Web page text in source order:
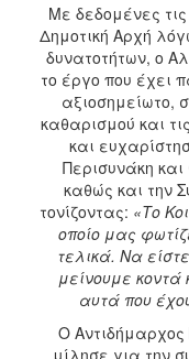
Με δεδομένες
Δημοτική Αρχή
δυνατοτήτων, ο
το έργο που έχει
αξιοσημείωτο,
καθαρισμού και
και
Περισυνάκη
καθώς και την
τονίζοντας: «Το
οποίο μας
τελικά. Να
μείνουμε κοντά
αυτά που
Ο Αντιδήμαρχος
μίλησε για την